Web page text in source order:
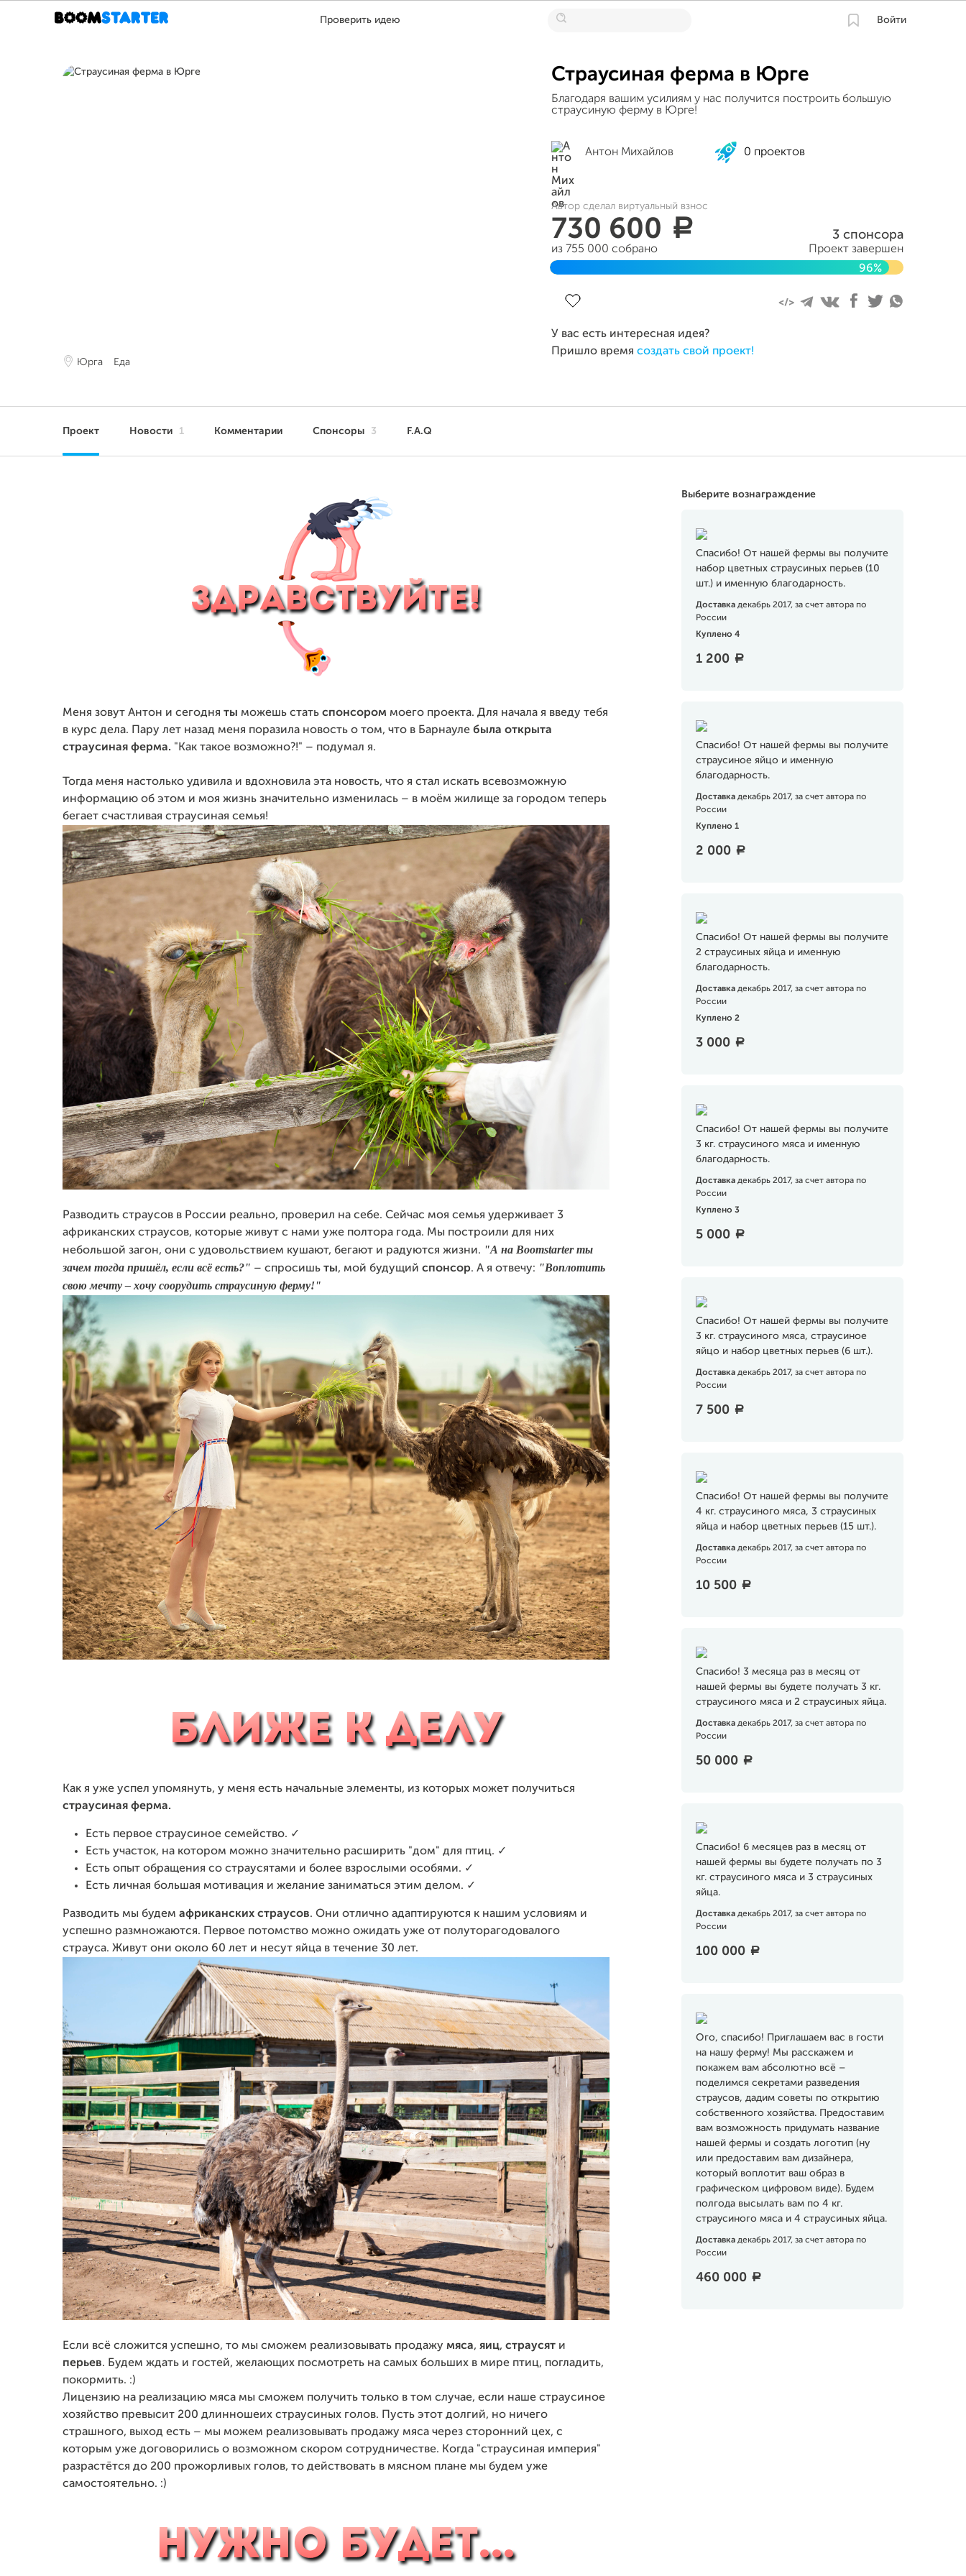
Проверить идею Войти
Юрга Еда
Страусиная ферма в Юрге
Благодаря вашим усилиям у нас получится построить большую
страусиную ферму в Юрге!
Антон Михайлов 0 проектов
Автор сделал виртуальный взнос
730 600 a
из 755 000 собрано
3 спонсора
Проект завершен
96%
У вас есть интересная идея?
Пришло время создать свой проект!
Проект Новости 1 Комментарии Спонсоры 3 F.A.Q
Выберите вознаграждение
Спасибо! От нашей фермы вы получите
набор цветных страусиных перьев (10
шт.) и именную благодарность.
Доставка декабрь 2017, за счет автора по
России
Куплено 4
1 200 a
Спасибо! От нашей фермы вы получите
страусиное яйцо и именную
благодарность.
Доставка декабрь 2017, за счет автора по
России
Куплено 1
2 000 a
Спасибо! От нашей фермы вы получите
2 страусиных яйца и именную
благодарность.
Доставка декабрь 2017, за счет автора по
России
Куплено 2
3 000 a
Спасибо! От нашей фермы вы получите
3 кг. страусиного мяса и именную
благодарность.
Доставка декабрь 2017, за счет автора по
России
Куплено 3
5 000 a
Спасибо! От нашей фермы вы получите
3 кг. страусиного мяса, страусиное
яйцо и набор цветных перьев (6 шт.).
Доставка декабрь 2017, за счет автора по
России
7 500 a
Спасибо! От нашей фермы вы получите
4 кг. страусиного мяса, 3 страусиных
яйца и набор цветных перьев (15 шт.).
Доставка декабрь 2017, за счет автора по
России
10 500 a
Спасибо! 3 месяца раз в месяц от
нашей фермы вы будете получать 3 кг.
страусиного мяса и 2 страусиных яйца.
Доставка декабрь 2017, за счет автора по
России
50 000 a
Спасибо! 6 месяцев раз в месяц от
нашей фермы вы будете получать по 3
кг. страусиного мяса и 3 страусиных
яйца.
Доставка декабрь 2017, за счет автора по
России
100 000 a
Ого, спасибо! Приглашаем вас в гости
на нашу ферму! Мы расскажем и
покажем вам абсолютно всё –
поделимся секретами разведения
страусов, дадим советы по открытию
собственного хозяйства. Предоставим
вам возможность придумать название
нашей фермы и создать логотип (ну
или предоставим вам дизайнера,
который воплотит ваш образ в
графическом цифровом виде). Будем
полгода высылать вам по 4 кг.
страусиного мяса и 4 страусиных яйца.
Доставка декабрь 2017, за счет автора по
России
460 000 a
Меня зовут Антон и сегодня ты можешь стать спонсором моего проекта. Для начала я введу тебя
в курс дела. Пару лет назад меня поразила новость о том, что в Барнауле была открыта
страусиная ферма. "Как такое возможно?!" – подумал я.
Тогда меня настолько удивила и вдохновила эта новость, что я стал искать всевозможную
информацию об этом и моя жизнь значительно изменилась – в моём жилище за городом теперь
бегает счастливая страусиная семья!
Разводить страусов в России реально, проверил на себе. Сейчас моя семья удерживает 3
африканских страусов, которые живут с нами уже полтора года. Мы построили для них
небольшой загон, они с удовольствием кушают, бегают и радуются жизни. "А на Boomstarter ты
зачем тогда пришёл, если всё есть?" – спросишь ты, мой будущий спонсор. А я отвечу: "Воплотить
свою мечту – хочу соорудить страусиную ферму!"
Как я уже успел упомянуть, у меня есть начальные элементы, из которых может получиться
страусиная ферма.
Есть первое страусиное семейство. ✓
Есть участок, на котором можно значительно расширить "дом" для птиц. ✓
Есть опыт обращения со страусятами и более взрослыми особями. ✓
Есть личная большая мотивация и желание заниматься этим делом. ✓
Разводить мы будем африканских страусов. Они отлично адаптируются к нашим условиям и
успешно размножаются. Первое потомство можно ожидать уже от полуторагодовалого
страуса. Живут они около 60 лет и несут яйца в течение 30 лет.
Если всё сложится успешно, то мы сможем реализовывать продажу мяса, яиц, страусят и
перьев. Будем ждать и гостей, желающих посмотреть на самых больших в мире птиц, погладить,
покормить. :)
Лицензию на реализацию мяса мы сможем получить только в том случае, если наше страусиное
хозяйство превысит 200 длинношеих страусиных голов. Пусть этот долгий, но ничего
страшного, выход есть – мы можем реализовывать продажу мяса через сторонний цех, с
которым уже договорились о возможном скором сотрудничестве. Когда "страусиная империя"
разрастётся до 200 прожорливых голов, то действовать в мясном плане мы будем уже
самостоятельно. :)